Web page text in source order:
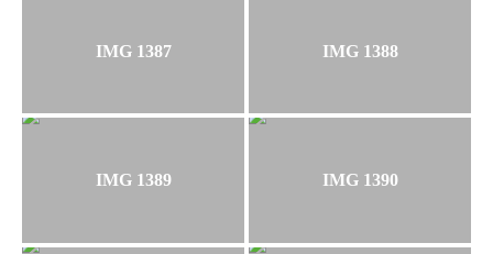
IMG 1387 IMG 1388
IMG 1389 IMG 1390